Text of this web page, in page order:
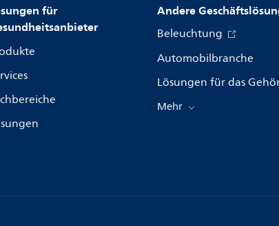
für
Andere
Beleuchtung
Automobilbranche
Lösungen für das
Mehr